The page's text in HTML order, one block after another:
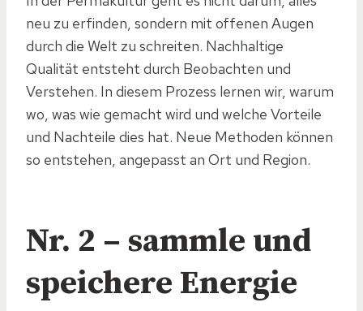
neu zu erfinden, sondern mit offenen Augen
durch die Welt zu schreiten. Nachhaltige
Qualität entsteht durch Beobachten und
Verstehen. In diesem Prozess lernen wir, warum
wo, was wie gemacht wird und welche Vorteile
und Nachteile dies hat. Neue Methoden können
so entstehen, angepasst an Ort und Region.
Nr. 2 – sammle und
speichere Energie